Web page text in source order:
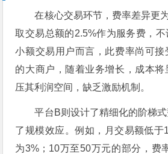
在核心交易环节，费率差异更
取交易总额的2.5%作为服务费，不
小额交易用户而言，此费率尚可
的大商户，随着业务增长，成本
压其利润空间，缺乏激励机制。
平台B则设计了精细化的阶梯
了规模效应。例如，月交易额低于
为3%；10万至50万元的部分，费